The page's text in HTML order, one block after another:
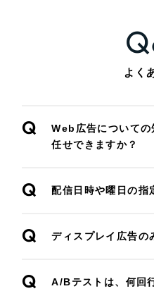
よく
Web広告について
任せできますか？
Q
配信日時や曜日の指
Q
ディスプレイ広告の
Q
A/Bテストは、何回
Q